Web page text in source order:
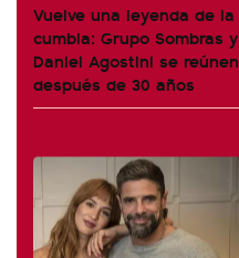
Vuelve una leyenda de la
cumbia: Grupo Sombras y
Daniel Agostini se reúnen
después de 30 años